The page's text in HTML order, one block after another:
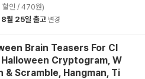
할인 / 470원)
8월 25일 출고 변경
Brain Teasers For Cl
Cryptogram, W
& Scramble, Hangman, Ti